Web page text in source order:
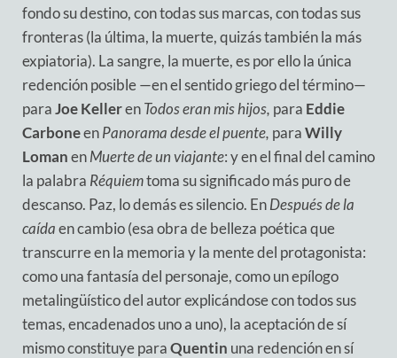
fondo su destino, con todas sus marcas, con todas sus
fronteras (la última, la muerte, quizás también la más
expiatoria). La sangre, la muerte, es por ello la única
redención posible —en el sentido griego del término—
paraJoe KellerenTodos eran mis hijos, para Eddie
CarboneenPanorama desde el puente, paraWilly
LomanenMuerte de un viajante: y en el final del camino
la palabra Réquiemtoma su significado más puro de
descanso. Paz, lo demás es silencio. EnDespués de la
caídaen cambio (esa obra de belleza poética que
transcurre en la memoria y la mente del protagonista:
como una fantasía del personaje, como un epílogo
metalingüístico del autor explicándose con todos sus
temas, encadenados uno a uno), la aceptación de sí
mismo constituye paraQuentin una redención en sí